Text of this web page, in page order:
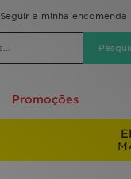
Seguir a minha encomenda
Promoções